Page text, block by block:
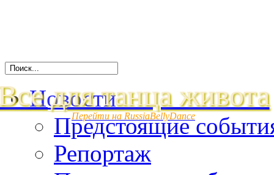
для танца живота
Перейти на RussiaBellyDance
Новости
Предстоящие
Репортаж